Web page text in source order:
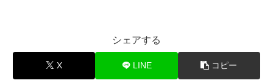
シェアする
X LINE コピー